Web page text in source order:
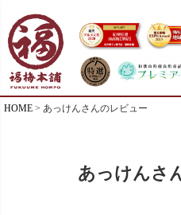
HOME あっけんさんのレビュー
あっけんさ